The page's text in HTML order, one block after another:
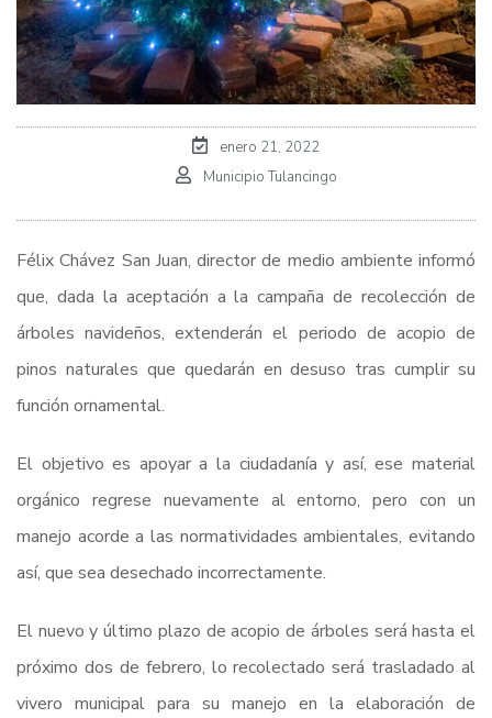
enero 21, 2022
Municipio Tulancingo
Félix Chávez San Juan, director de medio ambiente informó
que, dada la aceptación a la campaña de recolección de
árboles navideños, extenderán el periodo de acopio de
pinos naturales que quedarán en desuso tras cumplir su
función ornamental.
El objetivo es apoyar a la ciudadanía y así, ese material
orgánico regrese nuevamente al entorno, pero con un
manejo acorde a las normatividades ambientales, evitando
así, que sea desechado incorrectamente.
El nuevo y último plazo de acopio de árboles será hasta el
próximo dos de febrero, lo recolectado será trasladado al
vivero municipal para su manejo en la elaboración de